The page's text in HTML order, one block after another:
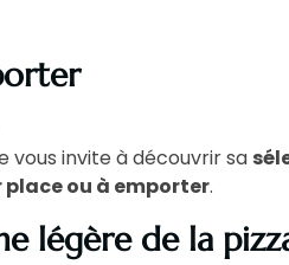
vous invite à découvrir sa
place ou à emporter.
légère de la